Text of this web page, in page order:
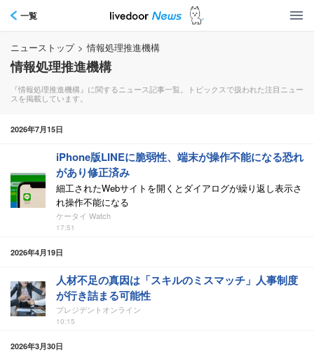
一覧
ニューストップ > 情報処理推進機構
情報処理推進機構
『情報処理推進機構』に関するニュース記事一覧。トピックスで扱われた注目ニュー
スを掲載しています。
2026年7月15日
iPhone版LINEに脆弱性、端末が操作不能になる恐れ
があり修正済み
細工されたWebサイトを開くとダイアログが繰り返し表示さ
れ操作不能になる
ケータイ Watch
17:51
2026年4月19日
人材不足の真因は「スキルのミスマッチ」人事制度
が行き詰まる可能性
プレジデントオンライン
10:15
2026年3月30日